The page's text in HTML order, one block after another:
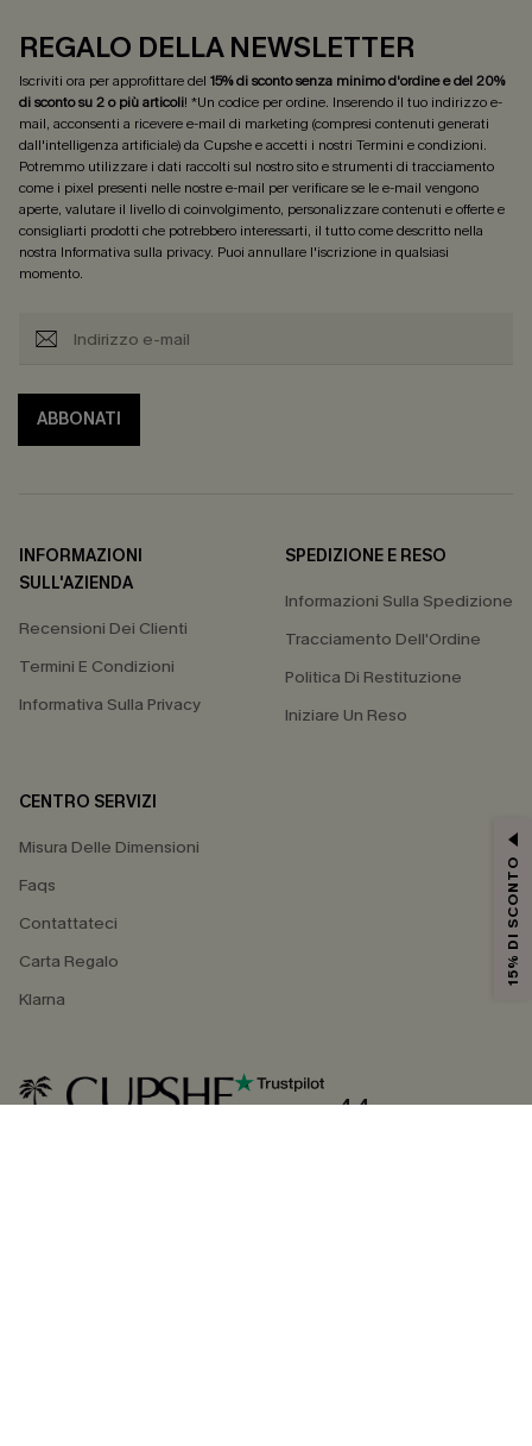
REGALO DELLA NEWSLETTER
Iscriviti ora per approfittare del 15% di sconto senza minimo d'ordine e del 20%
di sconto su 2 o più articoli! *Un codice per ordine. Inserendo il tuo indirizzo e-
mail, acconsenti a ricevere e-mail di marketing (compresi contenuti generati
dall'intelligenza artificiale) da Cupshe e accetti i nostri Termini e condizioni.
Potremmo utilizzare i dati raccolti sul nostro sito e strumenti di tracciamento
come i pixel presenti nelle nostre e-mail per verificare se le e-mail vengono
aperte, valutare il livello di coinvolgimento, personalizzare contenuti e offerte e
consigliarti prodotti che potrebbero interessarti, il tutto come descritto nella
nostra Informativa sulla privacy. Puoi annullare l'iscrizione in qualsiasi
momento.
ABBONATI
INFORMAZIONI
SULL'AZIENDA
Recensioni Dei Clienti
Termini E Condizioni
Informativa Sulla Privacy
SPEDIZIONE E RESO
Informazioni Sulla Spedizione
Tracciamento Dell'Ordine
Politica Di Restituzione
Iniziare Un Reso
CENTRO SERVIZI
Misura Delle Dimensioni
Faqs
Contattateci
Carta Regalo
Klarna
4.4
15% DI SCONTO